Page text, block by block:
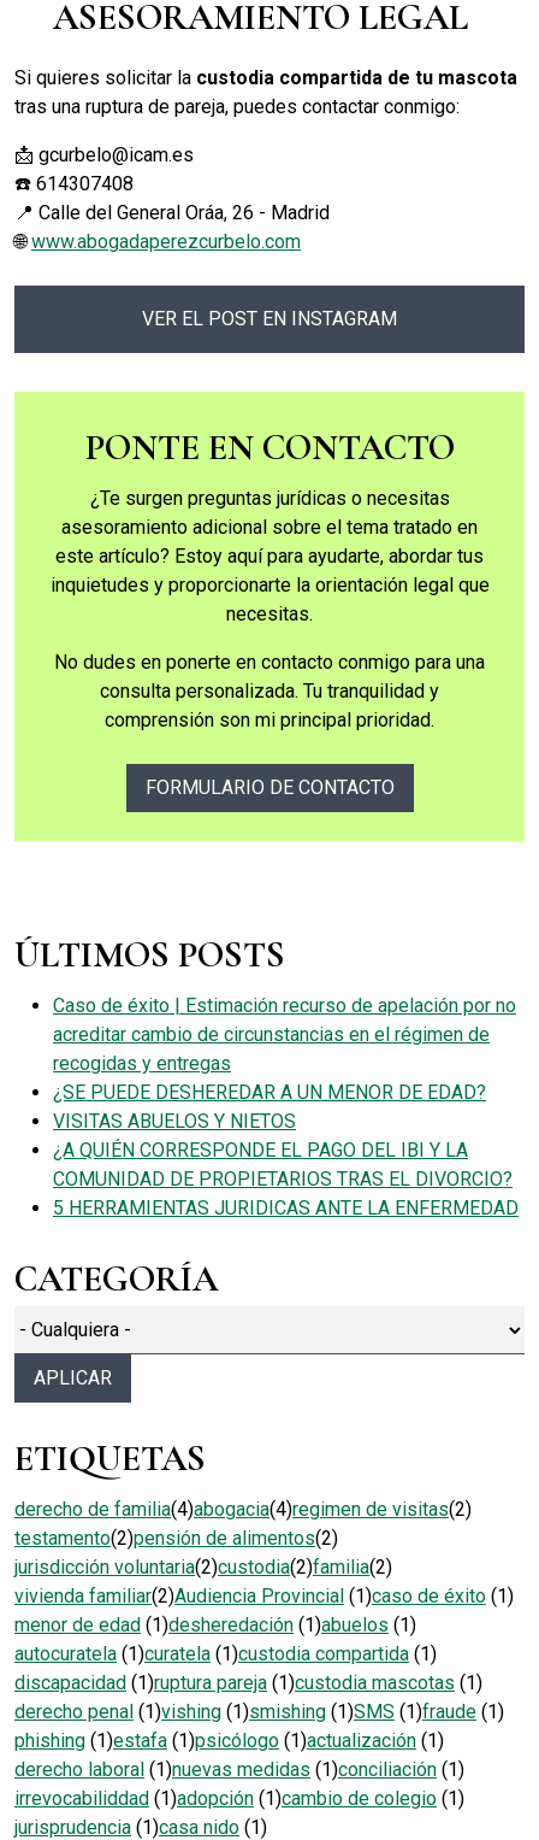
ASESORAMIENTO LEGAL
Si quieres solicitar la custodia compartida de tu mascota
tras una ruptura de pareja, puedes contactar conmigo:
📩 gcurbelo@icam.es
☎️ 614307408
📍 Calle del General Oráa, 26 - Madrid
🌐www.abogadaperezcurbelo.com
VER EL POST EN INSTAGRAM
PONTE EN CONTACTO
¿Te surgen preguntas jurídicas o necesitas
asesoramiento adicional sobre el tema tratado en
este artículo? Estoy aquí para ayudarte, abordar tus
inquietudes y proporcionarte la orientación legal que
necesitas.
No dudes en ponerte en contacto conmigo para una
consulta personalizada. Tu tranquilidad y
comprensión son mi principal prioridad.
FORMULARIO DE CONTACTO
ÚLTIMOS POSTS
Caso de éxito | Estimación recurso de apelación por no
acreditar cambio de circunstancias en el régimen de
recogidas y entregas
¿SE PUEDE DESHEREDAR A UN MENOR DE EDAD?
VISITAS ABUELOS Y NIETOS
¿A QUIÉN CORRESPONDE EL PAGO DEL IBI Y LA
COMUNIDAD DE PROPIETARIOS TRAS EL DIVORCIO?
5 HERRAMIENTAS JURIDICAS ANTE LA ENFERMEDAD
CATEGORÍA
ETIQUETAS
derecho de familia(4)abogacia(4)regimen de visitas(2)
testamento(2)pensión de alimentos(2)
jurisdicción voluntaria(2)custodia(2)familia(2)
vivienda familiar(2)Audiencia Provincial (1)caso de éxito (1)
menor de edad (1)desheredación (1)abuelos (1)
autocuratela (1)curatela (1)custodia compartida (1)
discapacidad (1)ruptura pareja (1)custodia mascotas (1)
derecho penal (1)vishing (1)smishing (1)SMS (1)fraude (1)
phishing (1)estafa (1)psicólogo (1)actualización (1)
derecho laboral (1)nuevas medidas (1)conciliación (1)
irrevocabiliddad (1)adopción (1)cambio de colegio (1)
jurisprudencia (1)casa nido (1)